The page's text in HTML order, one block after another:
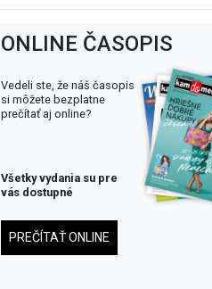
ONLINE ČASOPIS
Vedeli ste, že náš časopis
si môžete bezplatne
prečítať aj online?
Všetky vydania su pre
vás dostupné
PREČÍTAŤ ONLINE